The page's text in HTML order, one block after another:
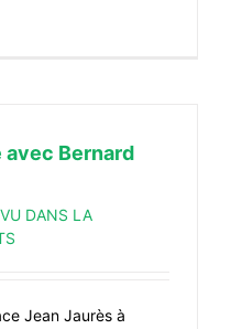
Bernard
VU DANS LA
Jean Jaurès à